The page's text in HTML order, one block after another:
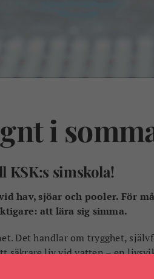
i
KSK:s simskola!
hav, sjöar och pooler. För
att lära sig simma.
Det handlar om trygghet,
säkrare liv vid vatten – en